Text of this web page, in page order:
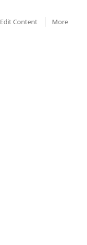
Edit Content
More